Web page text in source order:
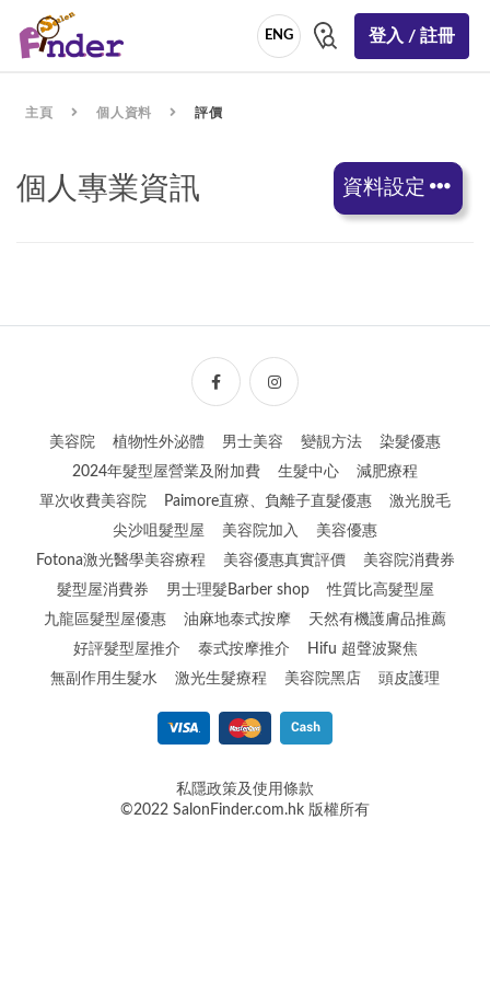
ENG 登入 / 註冊
主頁 個人資料 評價
個人專業資訊 資料設定
美容院 植物性外泌體 男士美容 變靚方法
染髮優惠
2024年髮型屋營業及附加費
生髮中心
減肥療程
單次收費美容院
Paimore直療、負離子直髮優惠
激光脫毛
尖沙咀髮型屋
美容院加入
美容優惠
Fotona激光醫學美容療程
美容優惠真實評價
美容院消費券
髮型屋消費券
男士理髮Barber shop
性質比高髮型屋
九龍區髮型屋優惠
油麻地泰式按摩
天然有機護膚品推薦
好評髮型屋推介
泰式按摩推介
Hifu 超聲波聚焦
無副作用生髮水
激光生髮療程 美容院黑店 頭皮護理
私隱政策及使用條款
©2022 SalonFinder.com.hk 版權所有